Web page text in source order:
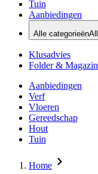
Tuin
Aanbiedingen
Alle categorieën
Klusadvies
Folder &
Aanbiedingen
Verf
Vloeren
Gereedschap
Hout
Tuin
Home